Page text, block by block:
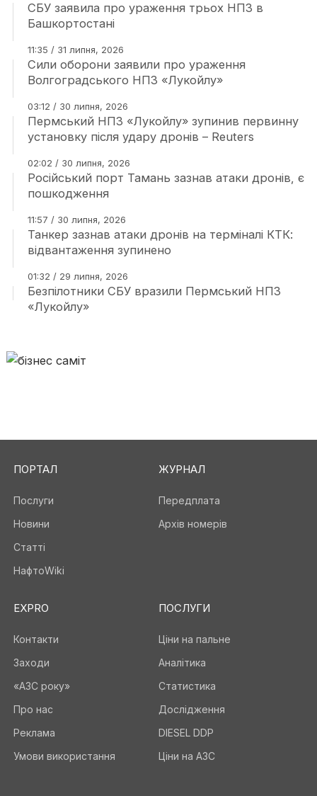
СБУ заявила про ураження трьох НПЗ в
Башкортостані
11:35 / 31 липня, 2026
Сили оборони заявили про ураження
Волгоградського НПЗ «Лукойлу»
03:12 / 30 липня, 2026
Пермський НПЗ «Лукойлу» зупинив первинну
установку після удару дронів – Reuters
02:02 / 30 липня, 2026
Російський порт Тамань зазнав атаки дронів, є
пошкодження
11:57 / 30 липня, 2026
Танкер зазнав атаки дронів на терміналі КТК:
відвантаження зупинено
01:32 / 29 липня, 2026
Безпілотники СБУ вразили Пермський НПЗ
«Лукойлу»
ПОРТАЛ
Послуги
Новини
Статті
НафтоWiki
ЖУРНАЛ
Передплата
Архів номерів
EXPRO
Контакти
Заходи
«АЗС року»
Про нас
Реклама
Умови використання
ПОСЛУГИ
Ціни на пальне
Аналітика
Статистика
Дослідження
DIESEL DDP
Ціни на АЗС